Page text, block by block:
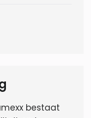
bestaat